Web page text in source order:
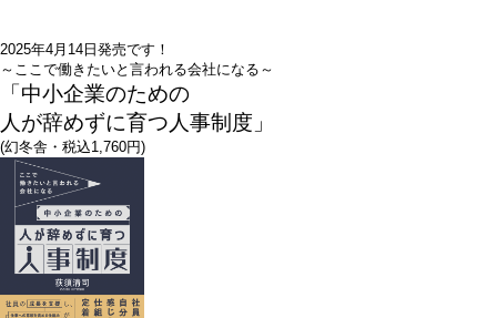
2025年4月14日発売です！
～ここで働きたいと言われる会社になる～
「中小企業のための
人が辞めずに育つ人事制度」
(幻冬舎・税込1,760円)